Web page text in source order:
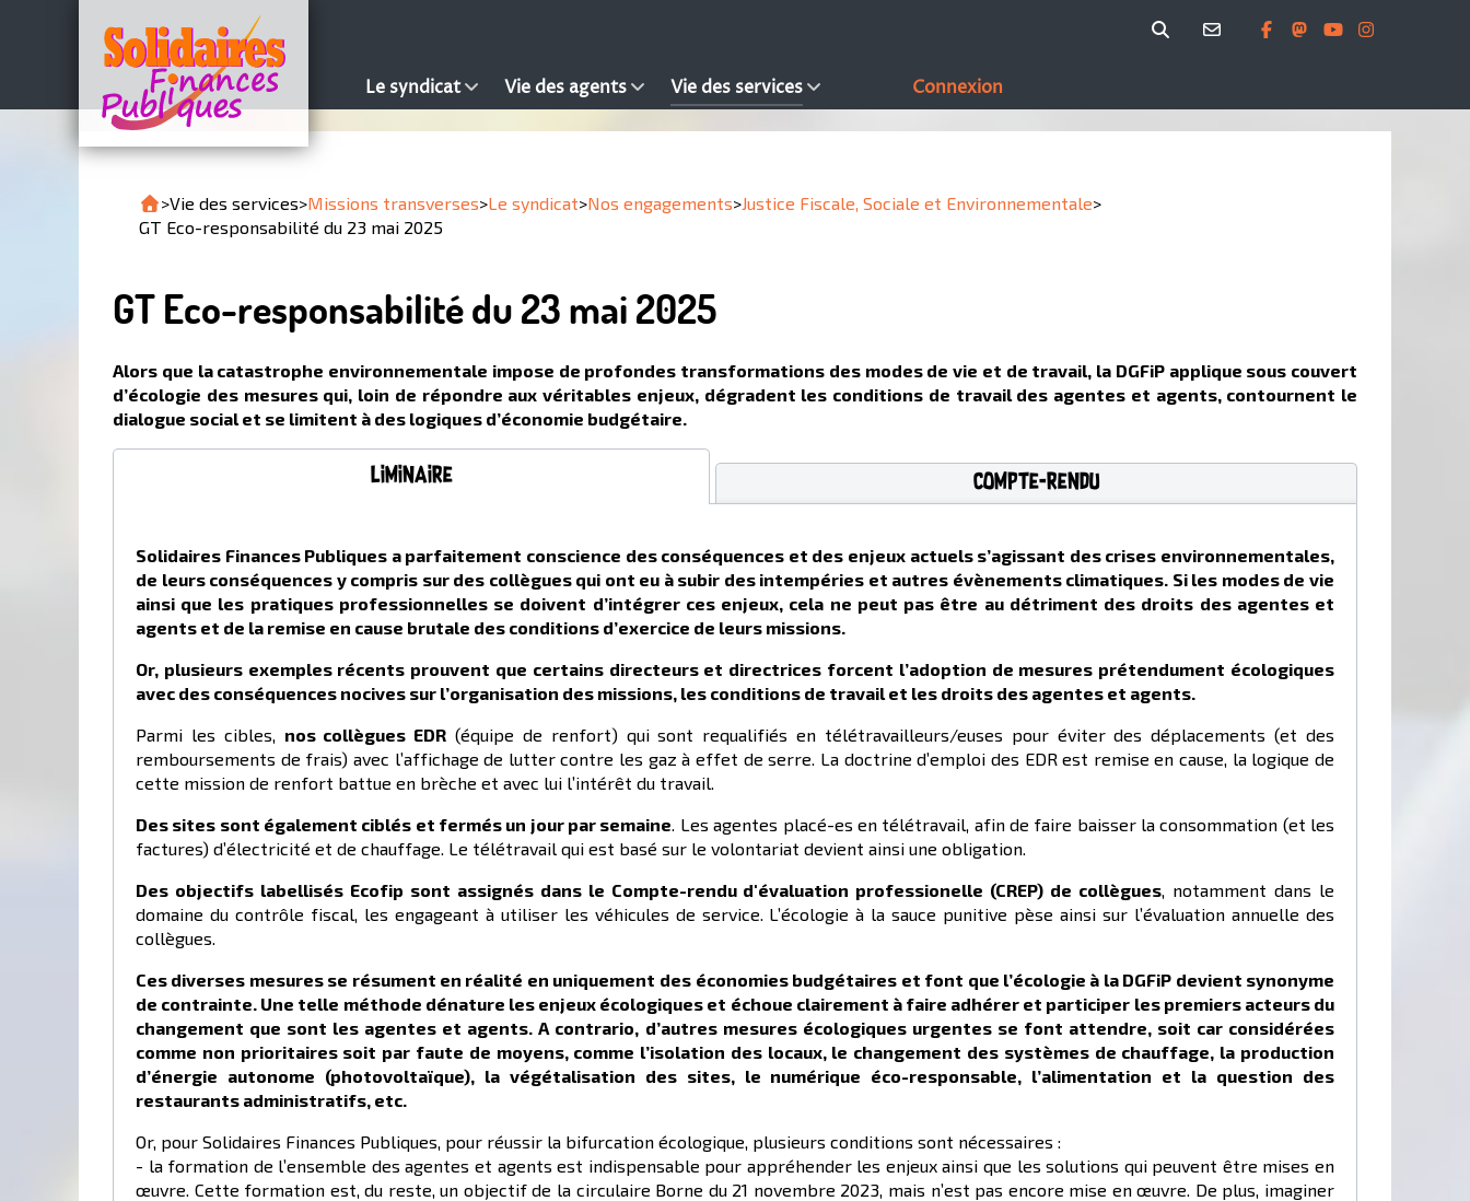
Le syndicat Vie des agents Vie des services Connexion
>Vie des services>Missions transverses>Le syndicat>Nos engagements>Justice Fiscale, Sociale et Environnementale>
GT Eco-responsabilité du 23 mai 2025
GT Eco-responsabilité du 23 mai 2025
Alors que la catastrophe environnementale impose de profondes transformations des modes de vie et de travail, la DGFiP applique sous couvert
d’écologie des mesures qui, loin de répondre aux véritables enjeux, dégradent les conditions de travail des agentes et agents, contournent le
dialogue social et se limitent à des logiques d’économie budgétaire.
Liminaire Compte-rendu
Solidaires Finances Publiques a parfaitement conscience des conséquences et des enjeux actuels s’agissant des crises environnementales,
de leurs conséquences y compris sur des collègues qui ont eu à subir des intempéries et autres évènements climatiques. Si les modes de vie
ainsi que les pratiques professionnelles se doivent d’intégrer ces enjeux, cela ne peut pas être au détriment des droits des agentes et
agents et de la remise en cause brutale des conditions d’exercice de leurs missions.
Or, plusieurs exemples récents prouvent que certains directeurs et directrices forcent l’adoption de mesures prétendument écologiques
avec des conséquences nocives sur l’organisation des missions, les conditions de travail et les droits des agentes et agents.
Parmi les cibles, nos collègues EDR (équipe de renfort) qui sont requalifiés en télétravailleurs/euses pour éviter des déplacements (et des
remboursements de frais) avec l’affichage de lutter contre les gaz à effet de serre. La doctrine d’emploi des EDR est remise en cause, la logique de
cette mission de renfort battue en brèche et avec lui l’intérêt du travail.
Des sites sont également ciblés et fermés un jour par semaine. Les agentes placé-es en télétravail, afin de faire baisser la consommation (et les
factures) d’électricité et de chauffage. Le télétravail qui est basé sur le volontariat devient ainsi une obligation.
Des objectifs labellisés Ecofip sont assignés dans le Compte-rendu d'évaluation professionelle (CREP) de collègues, notamment dans le
domaine du contrôle fiscal, les engageant à utiliser les véhicules de service. L’écologie à la sauce punitive pèse ainsi sur l’évaluation annuelle des
collègues.
Ces diverses mesures se résument en réalité en uniquement des économies budgétaires et font que l’écologie à la DGFiP devient synonyme
de contrainte. Une telle méthode dénature les enjeux écologiques et échoue clairement à faire adhérer et participer les premiers acteurs du
changement que sont les agentes et agents.A contrario, d’autres mesures écologiques urgentes se font attendre, soit car considérées
comme non prioritaires soit par faute de moyens, comme l’isolation des locaux, le changement des systèmes de chauffage, la production
d’énergie autonome (photovoltaïque), la végétalisation des sites, le numérique éco-responsable, l’alimentation et la question des
restaurants administratifs, etc.
Or, pour Solidaires Finances Publiques, pour réussir la bifurcation écologique, plusieurs conditions sont nécessaires :
- la formation de l’ensemble des agentes et agents est indispensable pour appréhender les enjeux ainsi que les solutions qui peuvent être mises en
œuvre. Cette formation est, du reste, un objectif de la circulaire Borne du 21 novembre 2023, mais n’est pas encore mise en œuvre. De plus, imaginer